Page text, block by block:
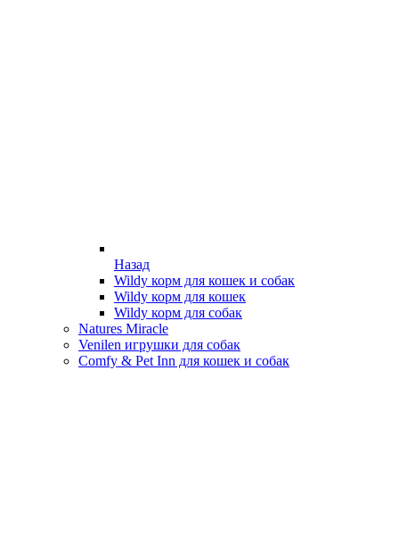
Назад
Wildy корм для кошек и собак
Wildy корм для кошек
Wildy корм для собак
Natures Miracle
Venilen игрушки для собак
Comfy & Pet Inn для кошек и собак